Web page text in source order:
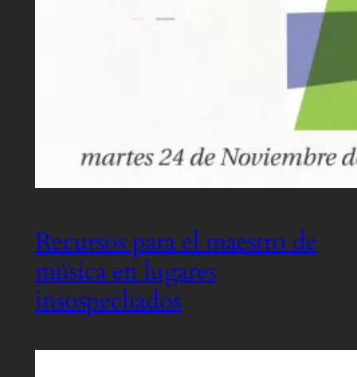
Recursos para el maestro de
música en lugares
insospechados